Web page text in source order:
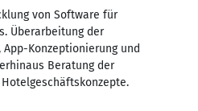
von Software für
Überarbeitung der
Konzeptionierung und
Beratung der